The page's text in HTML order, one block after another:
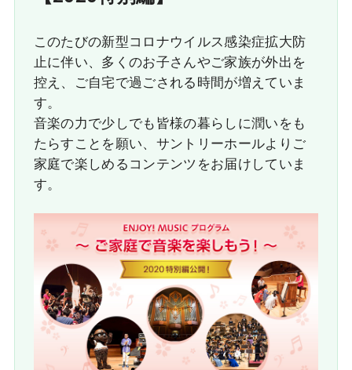
このたびの新型コロナウイルス感染症拡大防
止に伴い、多くのお子さんやご家族が外出を
控え、ご自宅で過ごされる時間が増えていま
す。
音楽の力で少しでも皆様の暮らしに潤いをも
たらすことを願い、サントリーホールよりご
家庭で楽しめるコンテンツをお届けしていま
す。